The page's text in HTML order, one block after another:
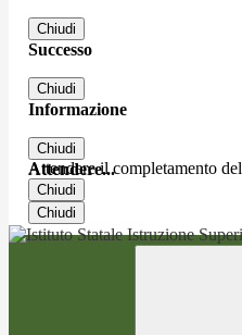
Chiudi
Successo
Chiudi
Informazione
Chiudi
Attendere...
Attendere il completamento
Chiudi
Chiudi